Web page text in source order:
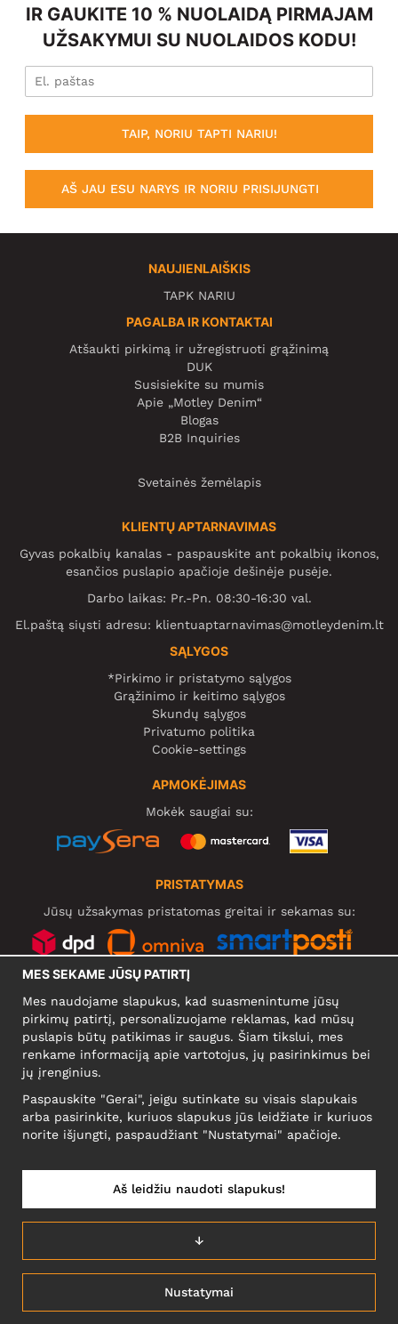
IR GAUKITE 10 % NUOLAIDĄ PIRMAJAM
UŽSAKYMUI SU NUOLAIDOS KODU!
TAIP, NORIU TAPTI NARIU!
AŠ JAU ESU NARYS IR NORIU PRISIJUNGTI
NAUJIENLAIŠKIS
TAPK NARIU
PAGALBA IR KONTAKTAI
Atšaukti pirkimą ir užregistruoti grąžinimą
DUK
Susisiekite su mumis
Apie „Motley Denim“
Blogas
B2B Inquiries
Svetainės žemėlapis
KLIENTŲ APTARNAVIMAS
Gyvas pokalbių kanalas - paspauskite ant pokalbių ikonos,
esančios puslapio apačioje dešinėje pusėje.
Darbo laikas: Pr.-Pn. 08:30-16:30 val.
El.paštą siųsti adresu: klientuaptarnavimas@motleydenim.lt
SĄLYGOS
*Pirkimo ir pristatymo sąlygos
Grąžinimo ir keitimo sąlygos
Skundų sąlygos
Privatumo politika
Cookie-settings
APMOKĖJIMAS
Mokėk saugiai su:
PRISTATYMAS
Jūsų užsakymas pristatomas greitai ir sekamas su:
KOMPANIJA
Narva mnt 5, EE-10117 Tallinn
Reg: 12356245
LIETUVĄ/LIETUVIŲ
MES SEKAME JŪSŲ PATIRTĮ
Mes naudojame slapukus, kad suasmenintume jūsų
pirkimų patirtį, personalizuojame reklamas, kad mūsų
puslapis būtų patikimas ir saugus. Šiam tikslui, mes
renkame informaciją apie vartotojus, jų pasirinkimus bei
jų įrenginius.
Paspauskite "Gerai", jeigu sutinkate su visais slapukais
arba pasirinkite, kuriuos slapukus jūs leidžiate ir kuriuos
norite išjungti, paspaudžiant "Nustatymai" apačioje.
Nustatymai
↓
Aš leidžiu naudoti slapukus!